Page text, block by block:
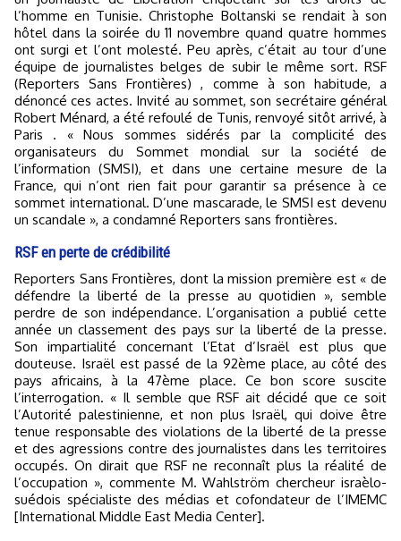
l’homme en Tunisie. Christophe Boltanski se rendait à son
hôtel dans la soirée du 11 novembre quand quatre hommes
ont surgi et l’ont molesté. Peu après, c’était au tour d’une
équipe de journalistes belges de subir le même sort. RSF
(Reporters Sans Frontières) , comme à son habitude, a
dénoncé ces actes. Invité au sommet, son secrétaire général
Robert Ménard, a été refoulé de Tunis, renvoyé sitôt arrivé, à
Paris . « Nous sommes sidérés par la complicité des
organisateurs du Sommet mondial sur la société de
l’information (SMSI), et dans une certaine mesure de la
France, qui n’ont rien fait pour garantir sa présence à ce
sommet international. D’une mascarade, le SMSI est devenu
un scandale », a condamné Reporters sans frontières.
RSF en perte de crédibilité
Reporters Sans Frontières, dont la mission première est « de
défendre la liberté de la presse au quotidien », semble
perdre de son indépendance. L’organisation a publié cette
année un classement des pays sur la liberté de la presse.
Son impartialité concernant l’Etat d’Israël est plus que
douteuse. Israël est passé de la 92ème place, au côté des
pays africains, à la 47ème place. Ce bon score suscite
l’interrogation. « Il semble que RSF ait décidé que ce soit
l’Autorité palestinienne, et non plus Israël, qui doive être
tenue responsable des violations de la liberté de la presse
et des agressions contre des journalistes dans les territoires
occupés. On dirait que RSF ne reconnaît plus la réalité de
l’occupation », commente M. Wahlström chercheur israèlo-
suédois spécialiste des médias et cofondateur de l’IMEMC
[International Middle East Media Center].